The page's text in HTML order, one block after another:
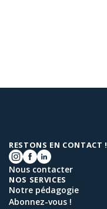
RESTONS EN CONTACT !
Nous contacter
NOS SERVICES
Notre pédagogie
Abonnez-vous !